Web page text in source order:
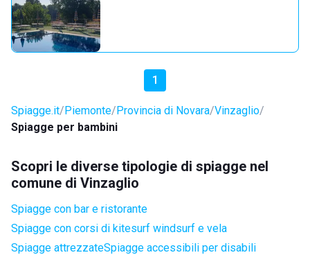
1
Spiagge.it Piemonte Provincia di Novara Vinzaglio
Spiagge per bambini
Scopri le diverse tipologie di spiagge nel
comune di Vinzaglio
Spiagge con bar e ristorante
Spiagge con corsi di kitesurf windsurf e vela
Spiagge attrezzateSpiagge accessibili per disabili